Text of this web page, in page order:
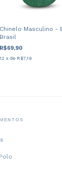
Chinelo Masculino -
Brasil
R$69,90
12 x de R$7,19